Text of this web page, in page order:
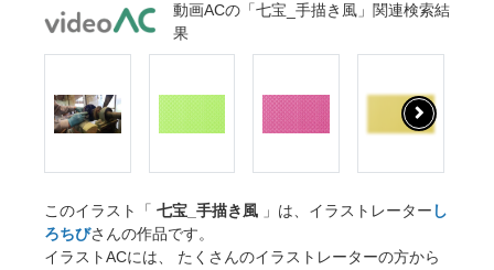
動画ACの「七宝_手描き風」関連検索結
果
このイラスト「 七宝_手描き風 」は、イラストレーター し
ろちびさんの作品です。
イラストACには、 たくさんのイラストレーターの方から